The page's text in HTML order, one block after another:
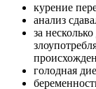
курение
анализ
за
голодная